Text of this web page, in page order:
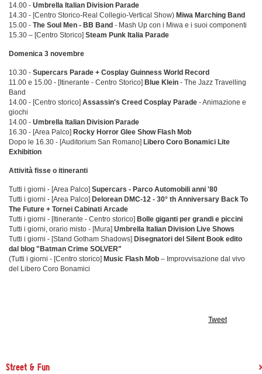
14.00 - Umbrella Italian Division Parade
14.30 - [Centro Storico-Real Collegio-Vertical Show) Miwa Marching Band
15.00 - The Soul Men - BB Band - Mash Up con i Miwa e i suoi componenti
15.30 – [Centro Storico] Steam Punk Italia Parade
Domenica 3 novembre
10.30 - Supercars Parade + Cosplay Guinness World Record
11.00 e 15.00 - [Itinerante - Centro Storico] Blue Klein - The Jazz Travelling
Band
14.00 - [Centro storico] Assassin's Creed Cosplay Parade - Animazione e
giochi
14.00 - Umbrella Italian Division Parade
16.30 - [Area Palco] Rocky Horror Glee Show Flash Mob
Dopo le 16.30 - [Auditorium San Romano] Libero Coro Bonamici Lite
Exhibition
Attività fisse o itineranti
Tutti i giorni - [Area Palco] Supercars - Parco Automobili anni '80
Tutti i giorni - [Area Palco] Delorean DMC-12 - 30° th Anniversary Back To
The Future + Tornei Cabinati Arcade
Tutti i giorni - [Itinerante - Centro storico] Bolle giganti per grandi e piccini
Tutti i giorni, orario misto - [Mura] Umbrella Italian Division Live Shows
Tutti i giorni - [Stand Gotham Shadows] Disegnatori del Silent Book edito
dal blog "Batman Crime SOLVER"
(Tutti i giorni - [Centro storico] Music Flash Mob – Improvvisazione dal vivo
del Libero Coro Bonamici
Tweet
Street & Fun